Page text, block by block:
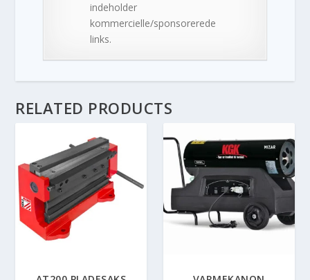
indeholder
kommercielle/sponsorerede
links.
RELATED PRODUCTS